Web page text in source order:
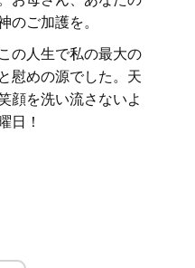
のご加護を。
の人生で私の最大の
慰めの源でした。天
顔を洗い流さないよ
日！